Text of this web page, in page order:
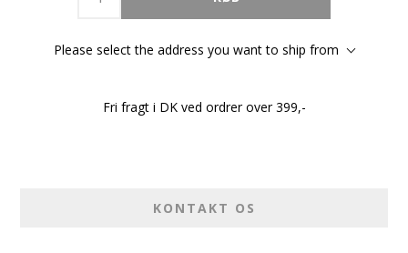
Please select the address you want to ship from
Fri fragt i DK ved ordrer over 399,-
KONTAKT OS